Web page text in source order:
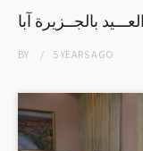
بالجــزيرة آبا
BY 5 YEARSAGO